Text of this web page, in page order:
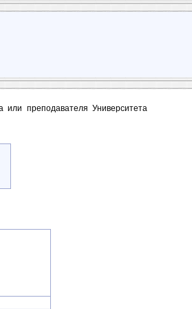
или преподавателя Университета